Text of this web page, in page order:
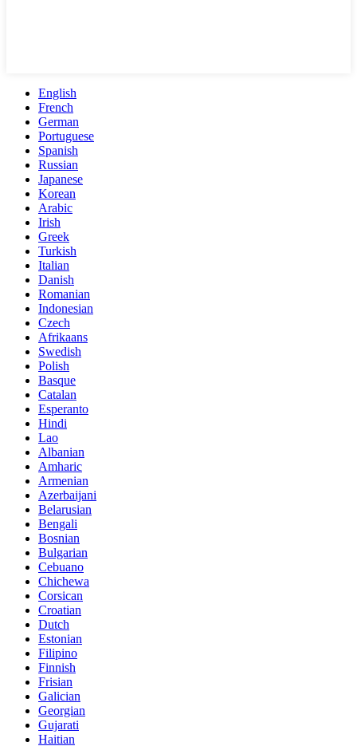
English
French
German
Portuguese
Spanish
Russian
Japanese
Korean
Arabic
Irish
Greek
Turkish
Italian
Danish
Romanian
Indonesian
Czech
Afrikaans
Swedish
Polish
Basque
Catalan
Esperanto
Hindi
Lao
Albanian
Amharic
Armenian
Azerbaijani
Belarusian
Bengali
Bosnian
Bulgarian
Cebuano
Chichewa
Corsican
Croatian
Dutch
Estonian
Filipino
Finnish
Frisian
Galician
Georgian
Gujarati
Haitian